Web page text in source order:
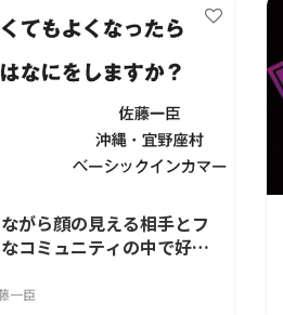
がら顔の見える相手とフ
コミュニティの中で好き
一臣